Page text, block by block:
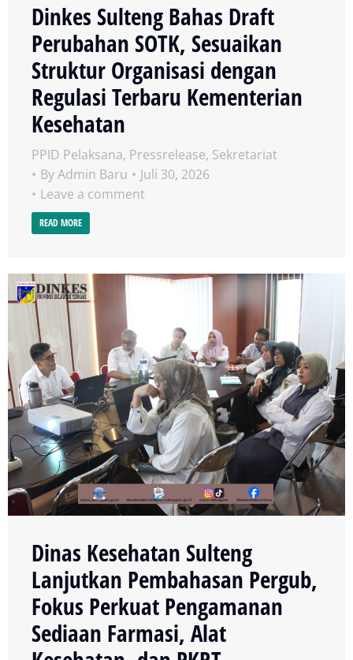
Dinkes Sulteng Bahas Draft
Perubahan SOTK, Sesuaikan
Struktur Organisasi dengan
Regulasi Terbaru Kementerian
Kesehatan
PPID Pelaksana, Pressrelease, Sekretariat
ByAdmin Baru
Juli 30, 2026
Leave a comment
READ MORE
Dinas Kesehatan Sulteng
Lanjutkan Pembahasan Pergub,
Fokus Perkuat Pengamanan
Sediaan Farmasi, Alat